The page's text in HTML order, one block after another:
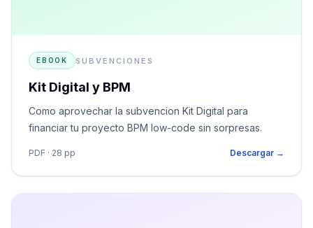
EBOOK SUBVENCIONES
Kit Digital y BPM
Como aprovechar la subvencion Kit Digital para
financiar tu proyecto BPM low-code sin sorpresas.
PDF · 28 pp Descargar →